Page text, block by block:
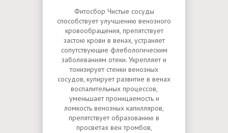
Фитосбор Чистые сосуды
способствует улучшению венозного
кровообращения, препятствует
застою крови в венах, устраняет
сопутствующие флебологическим
заболеваниям отеки. Укрепляет и
тонизирует стенки венозных
сосудов, купирует развитие в венах
воспалительных процессов,
уменьшает проницаемость и
ломкость венозных капилляров,
препятствует образованию в
просветах вен тромбов,